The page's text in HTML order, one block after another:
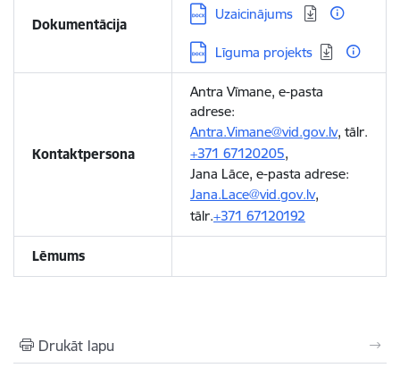
Dokumentācija
Lejupielādēt:
Uzaicinājums
Lejupielādēt:
Līguma projekts
Kontaktpersona
Antra Vīmane, e-pasta
adrese:
Antra.Vimane@vid.gov.lv, tālr.
+371 67120205,
Jana Lāce, e-pasta adrese:
Jana.Lace@vid.gov.lv,
tālr.+371 67120192
Lēmums
Drukāt lapu